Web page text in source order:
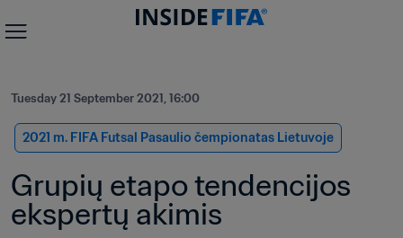
Tuesday 21 September 2021, 16:00
2021 m. FIFA Futsal Pasaulio čempionatas Lietuvoje
Grupių etapo tendencijos
ekspertų akimis